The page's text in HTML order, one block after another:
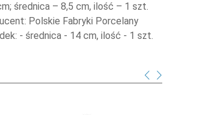
średnica – 8,5 cm, ilość – 1 szt.
Polskie Fabryki Porcelany
- średnica - 14 cm, ilość - 1 szt.